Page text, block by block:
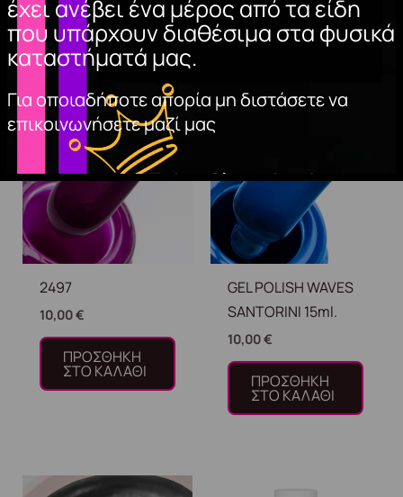
έχει ανέβει ένα μέρος από τα είδη
που υπάρχουν διαθέσιμα στα φυσικά
καταστήματά μας.
Για οποιαδήποτε απορία μη διστάσετε να
επικοινωνήσετε μαζί μας
Σχετικά προϊόντα
2497
10,00€
ΠΡΟΣΘΉΚΗ
ΣΤΟ ΚΑΛΆΘΙ
GEL POLISH WAVES
SANTORINI 15ml.
10,00€
ΠΡΟΣΘΉΚΗ
ΣΤΟ ΚΑΛΆΘΙ